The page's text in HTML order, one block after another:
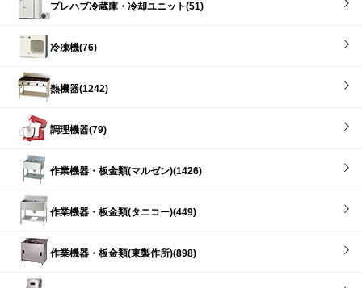
プレハブ冷蔵庫・冷却ユニット(51)
冷凍機(76)
熱機器(1242)
調理機器(79)
作業機器・板金類(マルゼン)(1426)
作業機器・板金類(タニコー)(449)
作業機器・板金類(東製作所)(898)